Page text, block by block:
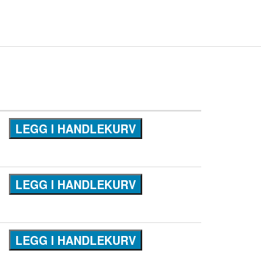
LEGG I HANDLEKURV
LEGG I HANDLEKURV
LEGG I HANDLEKURV